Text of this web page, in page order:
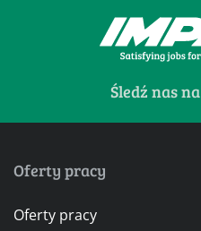
Śledź nas na
Oferty pracy
Oferty pracy